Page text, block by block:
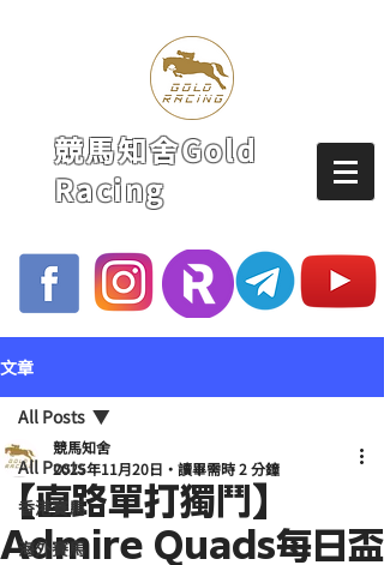
競馬知舍Gold
Racing
文章
All Posts
香港賽馬
海外賽馬
All Posts
【直路單打獨鬥】
Admire Quads每日盃
競馬知舍
2025年11月20日
讀畢需時 2 分鐘